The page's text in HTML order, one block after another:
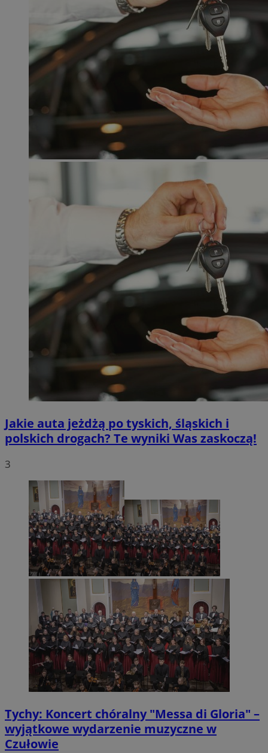
Jakie auta jeżdżą po tyskich, śląskich i
polskich drogach? Te wyniki Was zaskoczą!
3
Tychy: Koncert chóralny "Messa di Gloria" –
wyjątkowe wydarzenie muzyczne w
Czułowie